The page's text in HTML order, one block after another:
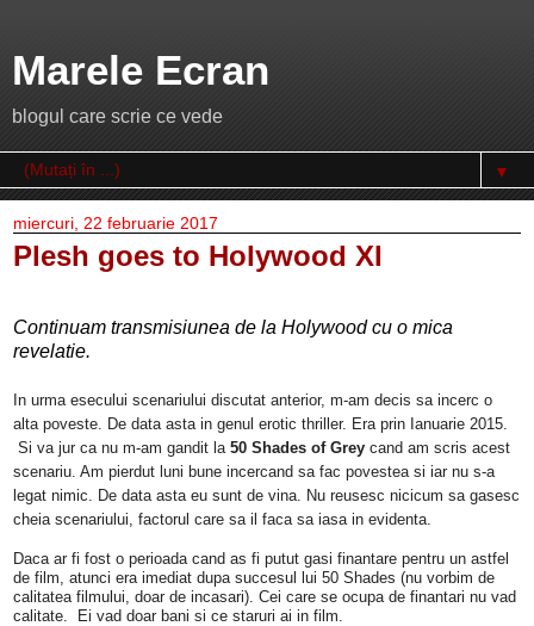
Marele Ecran
blogul care scrie ce vede
▼
miercuri, 22 februarie 2017
Plesh goes to Holywood XI
Continuam transmisiunea de la Holywood cu o mica
revelatie.
In urma esecului scenariului discutat anterior, m-am decis sa incerc o
alta poveste. De data asta in genul erotic thriller. Era prin Ianuarie 2015.
Si va jur ca nu m-am gandit la 50 Shades of Grey cand am scris acest
scenariu. Am pierdut luni bune incercand sa fac povestea si iar nu s-a
legat nimic. De data asta eu sunt de vina. Nu reusesc nicicum sa gasesc
cheia scenariului, factorul care sa il faca sa iasa in evidenta.
Daca ar fi fost o perioada cand as fi putut gasi finantare pentru un astfel
de film, atunci era imediat dupa succesul lui 50 Shades (nu vorbim de
calitatea filmului, doar de incasari). Cei care se ocupa de finantari nu vad
calitate. Ei vad doar bani si ce staruri ai in film.